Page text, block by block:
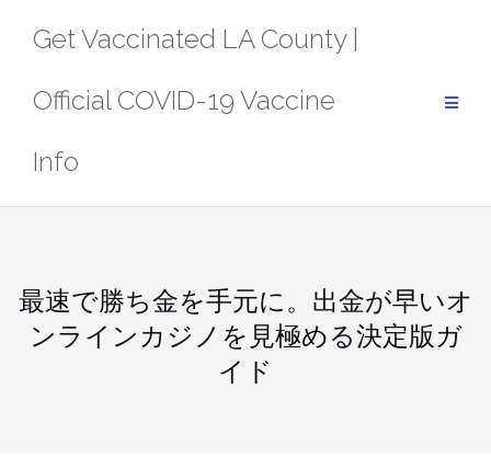
Get Vaccinated LA County |
Official COVID-19 Vaccine
Info
最速で勝ち金を手元に。出金が早いオ
ンラインカジノを見極める決定版ガ
イド